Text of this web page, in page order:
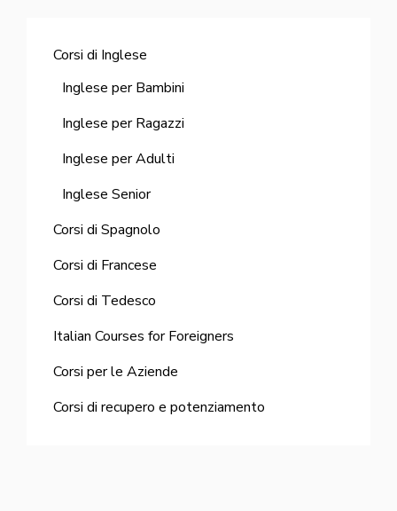
Corsi di Inglese
Inglese per Bambini
Inglese per Ragazzi
Inglese per Adulti
Inglese Senior
Corsi di Spagnolo
Corsi di Francese
Corsi di Tedesco
Italian Courses for Foreigners
Corsi per le Aziende
Corsi di recupero e potenziamento